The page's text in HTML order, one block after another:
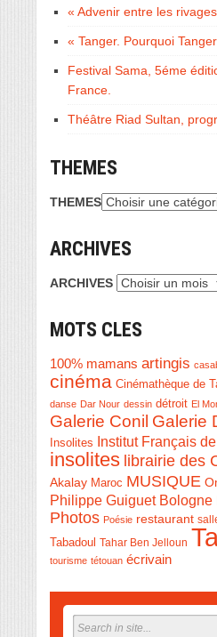
« Advenir entre les
« Tanger. Pourquoi
Festival Sama, 5éme
France.
Théâtre Riad Sultan,
THEMES
THEMES
ARCHIVES
ARCHIVES
MOTS CLES
100% mamans artingis
cinéma Cinémathèque de
danse Dar Nour dessin détroit El
Galerie Conil Galerie
Insolites Institut Français
insolites librairie des
Akalay Maroc MUSIQUE
Philippe Guiguet Bologne
Photos Poésie restaurant
Tabadoul Tahar Ben Jelloun
tourisme tétouan écrivain